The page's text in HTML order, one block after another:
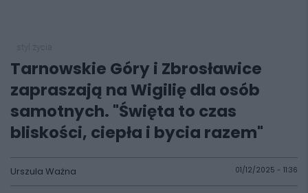
Tarnowskie Góry i Zbrosławice
zapraszają na Wigilię dla osób
samotnych. "Święta to czas
bliskości, ciepła i bycia razem"
Urszula Ważna 01/12/2025 - 11:36